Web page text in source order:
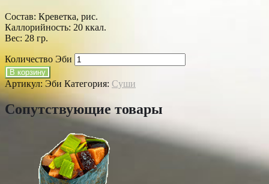
Состав: Креветка, рис.
Каллорийность: 20 ккал.
Вес: 28 гр.
Количество Эби
В корзину
Артикул: Эби Категория: Суши
Сопутствующие товары